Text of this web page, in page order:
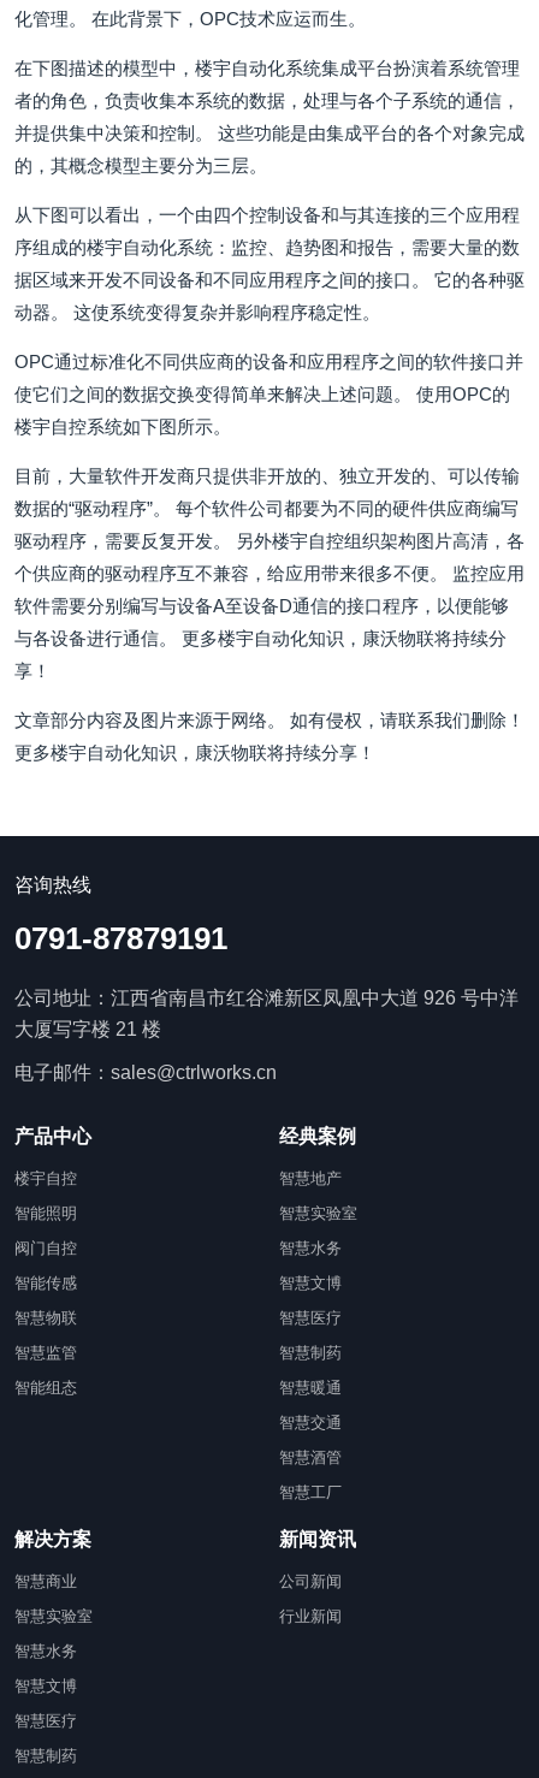
化管理。 在此背景下，OPC技术应运而生。
在下图描述的模型中，楼宇自动化系统集成平台扮演着系统管理
者的角色，负责收集本系统的数据，处理与各个子系统的通信，
并提供集中决策和控制。 这些功能是由集成平台的各个对象完成
的，其概念模型主要分为三层。
从下图可以看出，一个由四个控制设备和与其连接的三个应用程
序组成的楼宇自动化系统：监控、趋势图和报告，需要大量的数
据区域来开发不同设备和不同应用程序之间的接口。 它的各种驱
动器。 这使系统变得复杂并影响程序稳定性。
OPC通过标准化不同供应商的设备和应用程序之间的软件接口并
使它们之间的数据交换变得简单来解决上述问题。 使用OPC的
楼宇自控系统如下图所示。
目前，大量软件开发商只提供非开放的、独立开发的、可以传输
数据的“驱动程序”。 每个软件公司都要为不同的硬件供应商编写
驱动程序，需要反复开发。 另外楼宇自控组织架构图片高清，各
个供应商的驱动程序互不兼容，给应用带来很多不便。 监控应用
软件需要分别编写与设备A至设备D通信的接口程序，以便能够
与各设备进行通信。 更多楼宇自动化知识，康沃物联将持续分
享！
文章部分内容及图片来源于网络。 如有侵权，请联系我们删除！
更多楼宇自动化知识，康沃物联将持续分享！
咨询热线
0791-87879191
公司地址：江西省南昌市红谷滩新区凤凰中大道 926 号中洋
大厦写字楼 21 楼
电子邮件：sales@ctrlworks.cn
产品中心
楼宇自控
智能照明
阀门自控
智能传感
智慧物联
智慧监管
智能组态
经典案例
智慧地产
智慧实验室
智慧水务
智慧文博
智慧医疗
智慧制药
智慧暖通
智慧交通
智慧酒管
智慧工厂
解决方案
智慧商业
智慧实验室
智慧水务
智慧文博
智慧医疗
智慧制药
新闻资讯
公司新闻
行业新闻